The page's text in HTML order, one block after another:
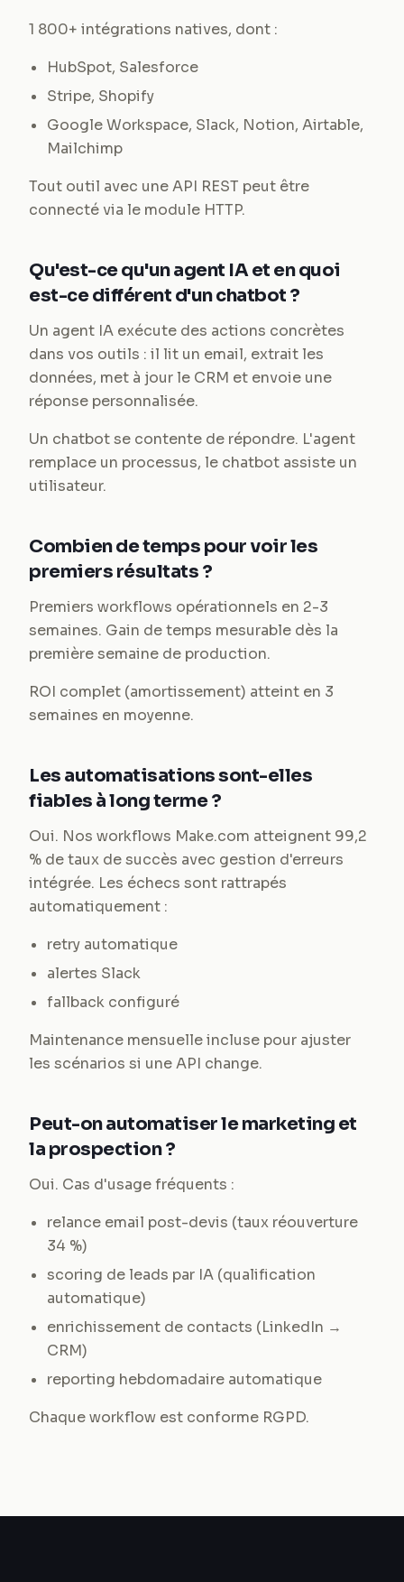
1 800+ intégrations natives, dont :
HubSpot, Salesforce
Stripe, Shopify
Google Workspace, Slack, Notion, Airtable,
Mailchimp
Tout outil avec une API REST peut être
connecté via le module HTTP.
Qu'est-ce qu'un agent IA et en quoi
est-ce différent d'un chatbot ?
Un agent IA exécute des actions concrètes
dans vos outils : il lit un email, extrait les
données, met à jour le CRM et envoie une
réponse personnalisée.
Un chatbot se contente de répondre. L'agent
remplace un processus, le chatbot assiste un
utilisateur.
Combien de temps pour voir les
premiers résultats ?
Premiers workflows opérationnels en 2-3
semaines. Gain de temps mesurable dès la
première semaine de production.
ROI complet (amortissement) atteint en 3
semaines en moyenne.
Les automatisations sont-elles
fiables à long terme ?
Oui. Nos workflows Make.com atteignent 99,2
% de taux de succès avec gestion d'erreurs
intégrée. Les échecs sont rattrapés
automatiquement :
retry automatique
alertes Slack
fallback configuré
Maintenance mensuelle incluse pour ajuster
les scénarios si une API change.
Peut-on automatiser le marketing et
la prospection ?
Oui. Cas d'usage fréquents :
relance email post-devis (taux réouverture
34 %)
scoring de leads par IA (qualification
automatique)
enrichissement de contacts (LinkedIn →
CRM)
reporting hebdomadaire automatique
Chaque workflow est conforme RGPD.